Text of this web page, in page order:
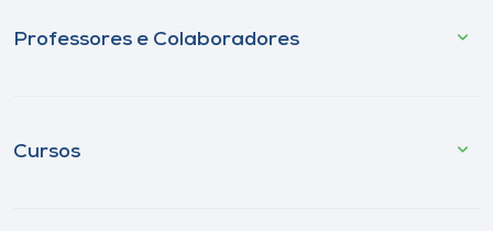
Professores e Colaboradores
Cursos